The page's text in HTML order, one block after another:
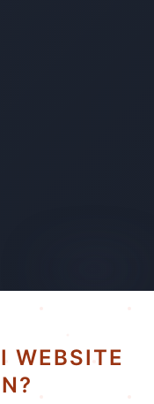
WEBSITE